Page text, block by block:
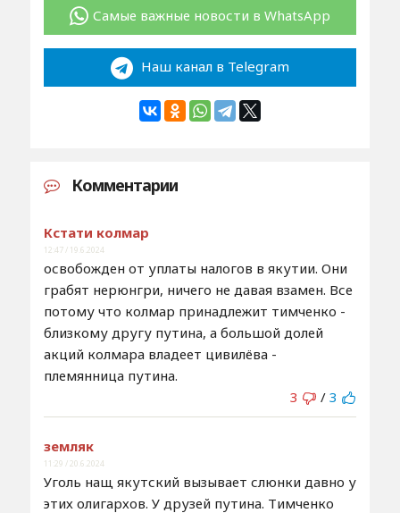
Самые важные новости в WhatsApp
Наш канал в Telegram
Комментарии
Кстати колмар
12:47 / 19.6.2024
освобожден от уплаты налогов в якутии. Они
грабят нерюнгри, ничего не давая взамен. Все
потому что колмар принадлежит тимченко -
близкому другу путина, а большой долей
акций колмара владеет цивилёва -
племянница путина.
3
/ 3
земляк
11:29 / 20.6.2024
Уголь нащ якутский вызывает слюнки давно у
этих олигархов. У друзей путина. Тимченко